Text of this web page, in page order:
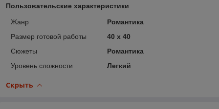
Пользовательские характеристики
Жанр
Романтика
Размер готовой работы
40 x 40
Сюжеты
Романтика
Уровень сложности
Легкий
Скрыть